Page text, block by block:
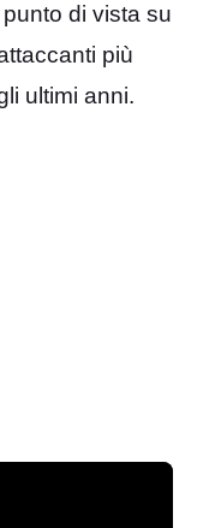
di vista su
più
ultimi anni.